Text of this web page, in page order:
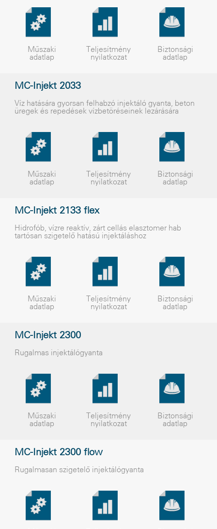
Műszaki
adatlap
Teljesítmény
nyilatkozat
Biztonsági
adatlap
MC-Injekt 2033
Víz hatására gyorsan felhabzó injektáló gyanta, beton
üregek és repedések vízbetöréseinek lezárására
Műszaki
adatlap
Teljesítmény
nyilatkozat
Biztonsági
adatlap
MC-Injekt 2133 flex
Hidrofób, vízre reaktív, zárt cellás elasztomer hab
tartósan szigetelõ hatású injektáláshoz
Műszaki
adatlap
Teljesítmény
nyilatkozat
Biztonsági
adatlap
MC-Injekt 2300
Rugalmas injektálógyanta
Műszaki
adatlap
Teljesítmény
nyilatkozat
Biztonsági
adatlap
MC-Injekt 2300 flow
Rugalmasan szigetelõ injektálógyanta